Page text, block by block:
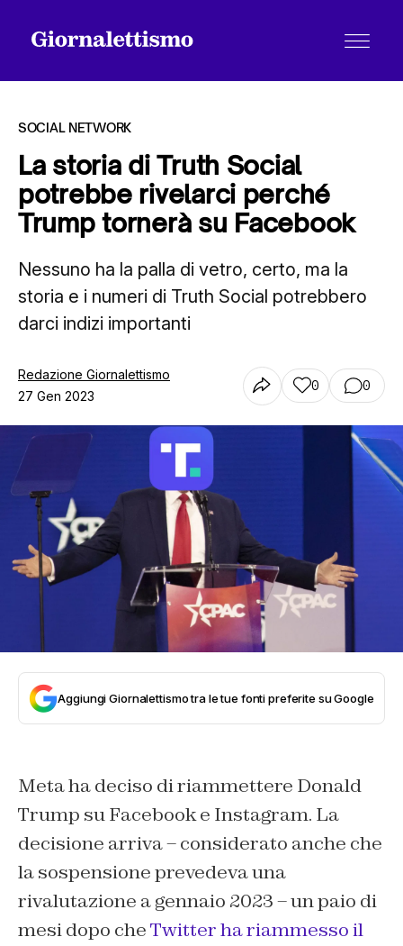
Tutti gli articoli
Chi siamo
SOCIAL NETWORK
La storia di Truth Social
potrebbe rivelarci perché
Trump tornerà su Facebook
Nessuno ha la palla di vetro, certo, ma la
storia e i numeri di Truth Social potrebbero
darci indizi importanti
Redazione Giornalettismo
27 Gen 2023
0 0
Aggiungi Giornalettismo tra le tue fonti preferite su Google
Meta ha deciso di riammettere Donald
Trump su Facebook e Instagram. La
decisione arriva – considerato anche che
la sospensione prevedeva una
rivalutazione a gennaio 2023 – un paio di
mesi dopo cheTwitter ha riammesso il